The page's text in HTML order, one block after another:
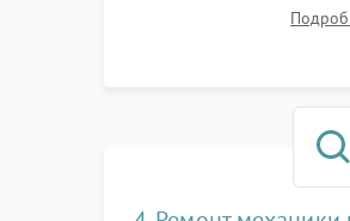
объектива и окуляра.